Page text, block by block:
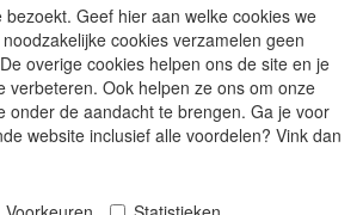
bezoekt. Geef hier aan welke cookies we
cookies verzamelen geen
overige cookies helpen ons de site en je
verbeteren. Ook helpen ze ons om onze
onder de aandacht te brengen. Ga je voor
website inclusief alle voordelen? Vink dan
EN KLEUREN, GELPEN,MARKER
EN TOEBEHOREN
MET ENV. €0,75